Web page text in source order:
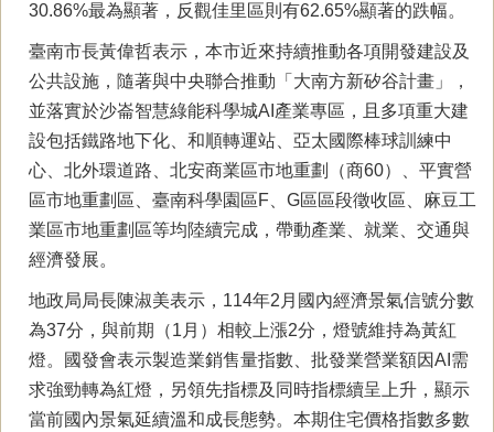
30.86%最為顯著，反觀佳里區則有62.65%顯著的跌幅。
臺南市長黃偉哲表示，本市近來持續推動各項開發建設及
公共設施，隨著與中央聯合推動「大南方新矽谷計畫」，
並落實於沙崙智慧綠能科學城AI產業專區，且多項重大建
設包括鐵路地下化、和順轉運站、亞太國際棒球訓練中
心、北外環道路、北安商業區市地重劃（商60）、平實營
區市地重劃區、臺南科學園區F、G區區段徵收區、麻豆工
業區市地重劃區等均陸續完成，帶動產業、就業、交通與
經濟發展。
地政局局長陳淑美表示，114年2月國內經濟景氣信號分數
為37分，與前期（1月）相較上漲2分，燈號維持為黃紅
燈。國發會表示製造業銷售量指數、批發業營業額因AI需
求強勁轉為紅燈，另領先指標及同時指標續呈上升，顯示
當前國內景氣延續溫和成長態勢。本期住宅價格指數多數